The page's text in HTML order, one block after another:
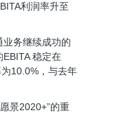
利润率升至
务继续成功的
稳定在
10.0%，与去年
景2020+”的重